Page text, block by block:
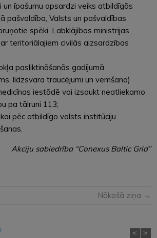
un īpašumu apsardzi veiks atbildīgās
pašvaldība, Valsts un pašvaldības
spēki, Labklājības ministrijas
teritoriālajiem civilās aizsardzības
pasliktināšanās gadījumā
līdzsvara traucējumi un vemšana)
iestādē vai izsaukt neatliekamo
pa tālruni 113;
pēc atbildīgo valsts institūciju
Akciju sabiedrība “Conexus Baltic Grid”
Nākošā ziņa →
< >